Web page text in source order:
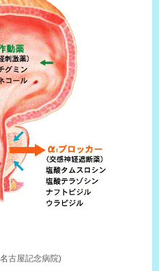
古屋記念病院)